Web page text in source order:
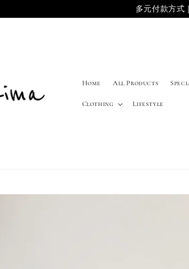
多元付款方式
Home All Products
Clothing Lifestyle